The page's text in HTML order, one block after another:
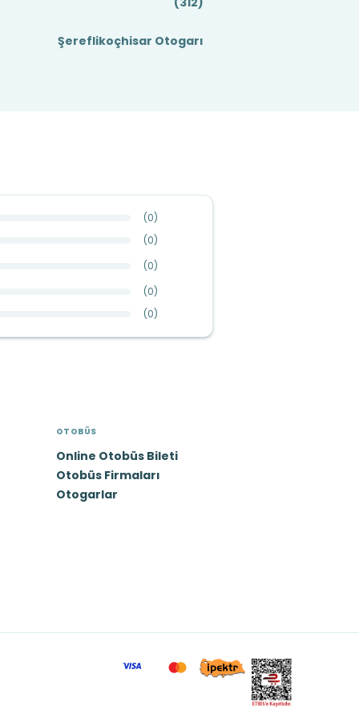
Şereflikoçhisar Otogarı
(0)
(0)
(0)
(0)
(0)
OTOBÜS
Online Otobüs Bileti
Otobüs Firmaları
Otogarlar